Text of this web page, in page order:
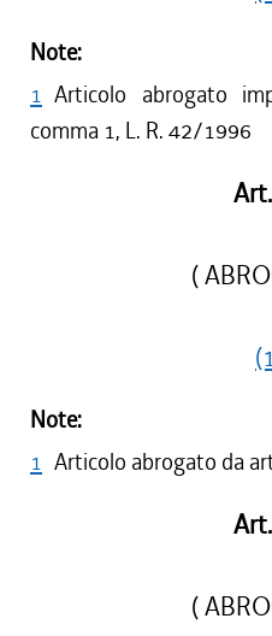
Note:
1 Articolo abrogato
comma 1, L. R. 42/1996
(
Note:
1 Articolo abrogato da
(